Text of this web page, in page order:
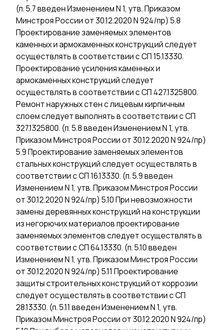
(п. 5.7 введен Изменением N 1, утв. Приказом
Минстроя России от 30.12.2020 N 924/пр) 5.8
Проектирование заменяемых элементов
каменных и армокаменных конструкций следует
осуществлять в соответствии с СП 15.13330.
Проектирование усиления каменных и
армокаменных конструкций следует
осуществлять в соответствии с СП 427.1325800.
Ремонт наружных стен с лицевым кирпичным
слоем следует выполнять в соответствии с СП
327.1325800. (п. 5.8 введен Изменением N 1, утв.
Приказом Минстроя России от 30.12.2020 N 924/пр)
5.9 Проектирование заменяемых элементов
стальных конструкций следует осуществлять в
соответствии с СП 16.13330. (п. 5.9 введен
Изменением N 1, утв. Приказом Минстроя России
от 30.12.2020 N 924/пр) 5.10 При невозможности
замены деревянных конструкций на конструкции
из негорючих материалов проектирование
заменяемых элементов следует осуществлять в
соответствии с СП 64.13330. (п. 5.10 введен
Изменением N 1, утв. Приказом Минстроя России
от 30.12.2020 N 924/пр) 5.11 Проектирование
защиты строительных конструкций от коррозии
следует осуществлять в соответствии с СП
28.13330. (п. 5.11 введен Изменением N 1, утв.
Приказом Минстроя России от 30.12.2020 N 924/пр)